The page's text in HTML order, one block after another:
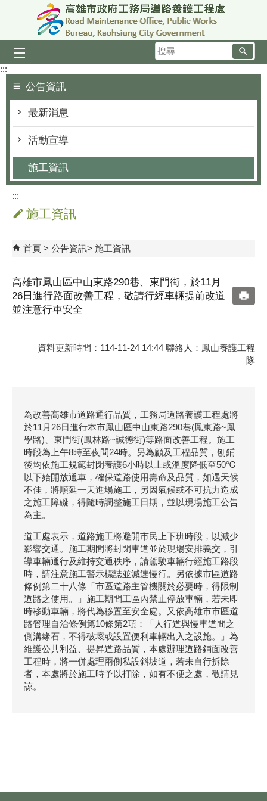
跳到主要內容區塊
搜
尋
:::
公告資訊
最新消息
活動宣導
施工資訊
:::
施工資訊
首頁 公告資訊 施工資訊
高雄市鳳山區中山東路290巷、東門街，於11月
26日進行路面改善工程，敬請行經車輛提前改道
並注意行車安全
資料更新時間：114-11-24 14:44 聯絡人：鳳山養護工程
隊
為改善高雄市道路通行品質，工務局道路養護工程處將
於11月26日進行本市鳳山區中山東路290巷(鳳東路~鳳
學路)、東門街(鳳林路~誠德街)等路面改善工程。施工
時段為上午8時至夜間24時。另為顧及工程品質，刨鋪
後均依施工規範封閉養護6小時以上或溫度降低至50℃
以下始開放通車，確保道路使用壽命及品質，如遇天候
不佳，將順延一天進場施工，另因氣候或不可抗力造成
之施工障礙，得隨時調整施工日期，並以現場施工公告
為主。
道工處表示，道路施工將避開市民上下班時段，以減少
影響交通。施工期間將封閉車道並於現場安排義交，引
導車輛通行及維持交通秩序，請駕駛車輛行經施工路段
時，請注意施工警示標誌並減速慢行。另依據市區道路
條例第二十八條「市區道路主管機關於必要時，得限制
道路之使用。」施工期間工區內禁止停放車輛，若未即
時移動車輛，將代為移置至安全處。又依高雄市市區道
路管理自治條例第10條第2項：「人行道與慢車道間之
側溝緣石，不得破壞或設置便利車輛出入之設施。」為
維護公共利益、提昇道路品質，本處辦理道路鋪面改善
工程時，將一併處理兩側私設斜坡道，若未自行拆除
者，本處將於施工時予以打除，如有不便之處，敬請見
諒。